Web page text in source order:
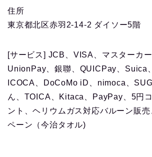
住所
東京都北区赤羽2-14-2 ダイソー5階
[サービス] JCB、VISA、マスターカー
UnionPay、銀聯、QUICPay、Suica
ICOCA、DoCoMo iD、nimoca、
ん、TOICA、Kitaca、PayPay、5円
ント、ヘリウムガス対応バルーン販
ペーン（今治タオル)